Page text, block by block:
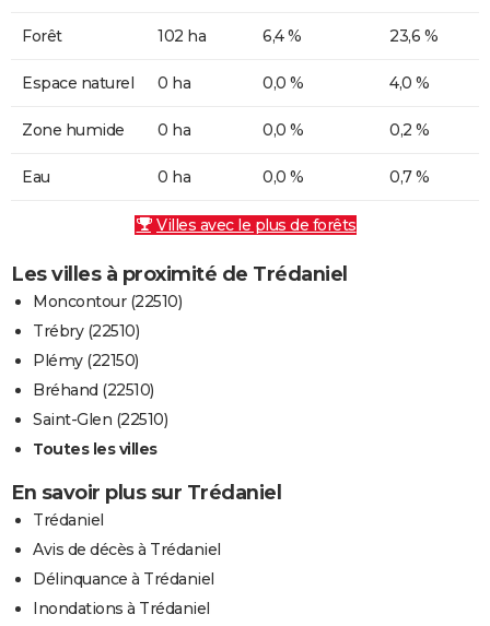
Forêt 102 ha 6,4 % 23,6 %
Espace naturel 0 ha 0,0 % 4,0 %
Zone humide 0 ha 0,0 % 0,2 %
Eau 0 ha 0,0 % 0,7 %
Villes avec le plus de forêts
Les villes à proximité de Trédaniel
Moncontour (22510)
Trébry (22510)
Plémy (22150)
Bréhand (22510)
Saint-Glen (22510)
Toutes les villes
En savoir plus sur Trédaniel
Trédaniel
Avis de décès à Trédaniel
Délinquance à Trédaniel
Inondations à Trédaniel